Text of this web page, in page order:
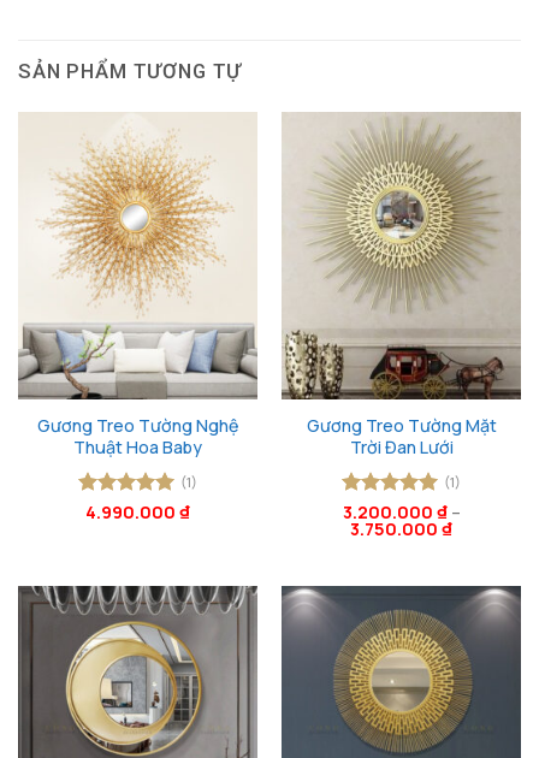
SẢN PHẨM TƯƠNG TỰ
Gương Treo Tường Nghệ
Thuật Hoa Baby
Được xếp
(1)
4.990.000 ₫
Gương Treo Tường Mặt
Trời Đan Lưới
Được xếp
hạng55
(1)
3.200.000 ₫–
3.750.000 ₫